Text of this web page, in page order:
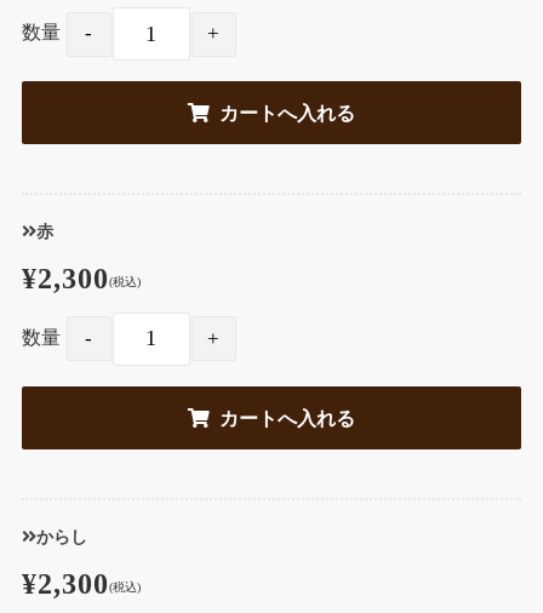
数量
赤
¥2,300(税込)
数量
からし
¥2,300(税込)